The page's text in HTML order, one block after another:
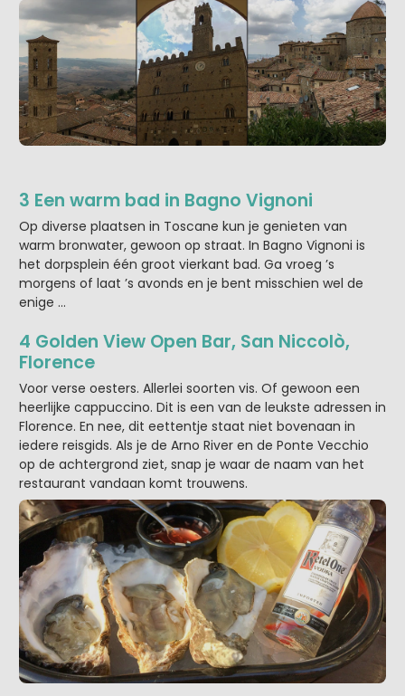
3 Een warm bad in Bagno Vignoni
Op diverse plaatsen in Toscane kun je genieten van
warm bronwater, gewoon op straat. In Bagno Vignoni is
het dorpsplein één groot vierkant bad. Ga vroeg ’s
morgens of laat ’s avonds en je bent misschien wel de
enige …
4 Golden View Open Bar, San Niccolò,
Florence
Voor verse oesters. Allerlei soorten vis. Of gewoon een
heerlijke cappuccino. Dit is een van de leukste adressen in
Florence. En nee, dit eettentje staat niet bovenaan in
iedere reisgids. Als je de Arno River en de Ponte Vecchio
op de achtergrond ziet, snap je waar de naam van het
restaurant vandaan komt trouwens.